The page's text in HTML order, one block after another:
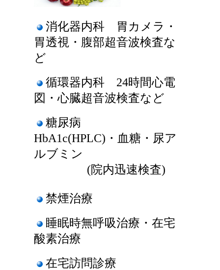
消化器内科 胃カメラ・
胃透視・腹部超音波検査な
ど
循環器内科 24時間心電
図・心臓超音波検査など
糖尿病
HbA1c(HPLC)・血糖・尿ア
ルブミン
(院内迅速検査)
禁煙治療
睡眠時無呼吸治療・在宅
酸素治療
在宅訪問診療